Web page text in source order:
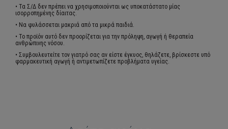
• Τα Σ/Δ δεν πρέπει να χρησιμοποιούνται ως υποκατάστατο μίας
ισορροπημένης δίαιτας.
• Να φυλάσσεται μακριά από τα μικρά παιδιά.
• Το προϊόν αυτό δεν προορίζεται για την πρόληψη, αγωγή ή θεραπεία
ανθρώπινης νόσου.
• Συμβουλευτείτε τον γιατρό σας αν είστε έγκυος, θηλάζετε, βρίσκεστε υπό
φαρμακευτική αγωγή ή αντιμετωπίζετε προβλήματα υγείας.